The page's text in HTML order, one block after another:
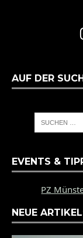
AUF DER
EVENTS &
PZ Münster:
NEUE